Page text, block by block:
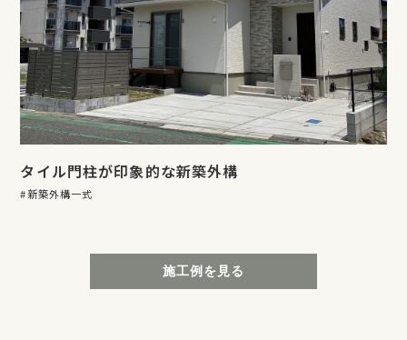
タイル門柱が印象的な新築外構
新築外構一式
施工例を見る